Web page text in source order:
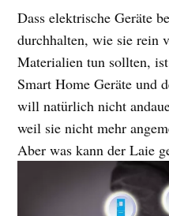
Dass elektrische Geräte
durchhalten, wie sie rein
Materialien tun sollten,
Smart Home Geräte und
will natürlich nicht
weil sie nicht mehr
Aber was kann der Laie